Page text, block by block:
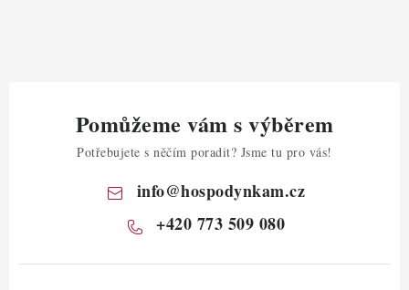
Pomůžeme vám s výběrem
Potřebujete s něčím poradit? Jsme tu pro vás!
info@hospodynkam.cz
+420 773 509 080